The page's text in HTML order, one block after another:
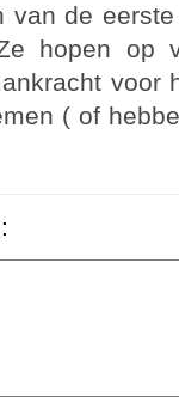
de
hopen op
voor
( of